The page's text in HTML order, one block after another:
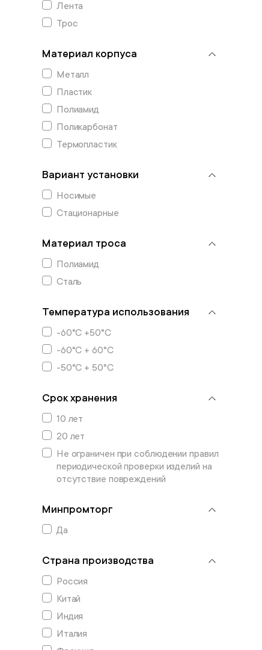
Лента
Трос
Материал корпуса
Металл
Пластик
Полиамид
Поликарбонат
Термопластик
Вариант установки
Носимые
Стационарные
Материал троса
Полиамид
Сталь
Температура использования
-60°C +50°C
-60°C + 60°C
-50°C + 50°C
Срок хранения
10 лет
20 лет
Не ограничен при соблюдении правил
периодической проверки изделий на
отсутствие повреждений
Минпромторг
Да
Страна производства
Россия
Китай
Индия
Италия